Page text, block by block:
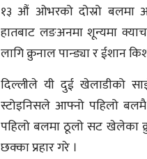
१३ औं ओभरको दोस्रो बलमा
हातबाट लङअनमा शून्यमा
लागि क्रुनाल पान्ड्या र ईशान
दिल्लीले यी दुई खेलाडीको
स्टोइनिसले आफ्नो पहिलो
पहिलो बलमा ठूलो सट खेलेका
छक्का प्रहार गरे ।